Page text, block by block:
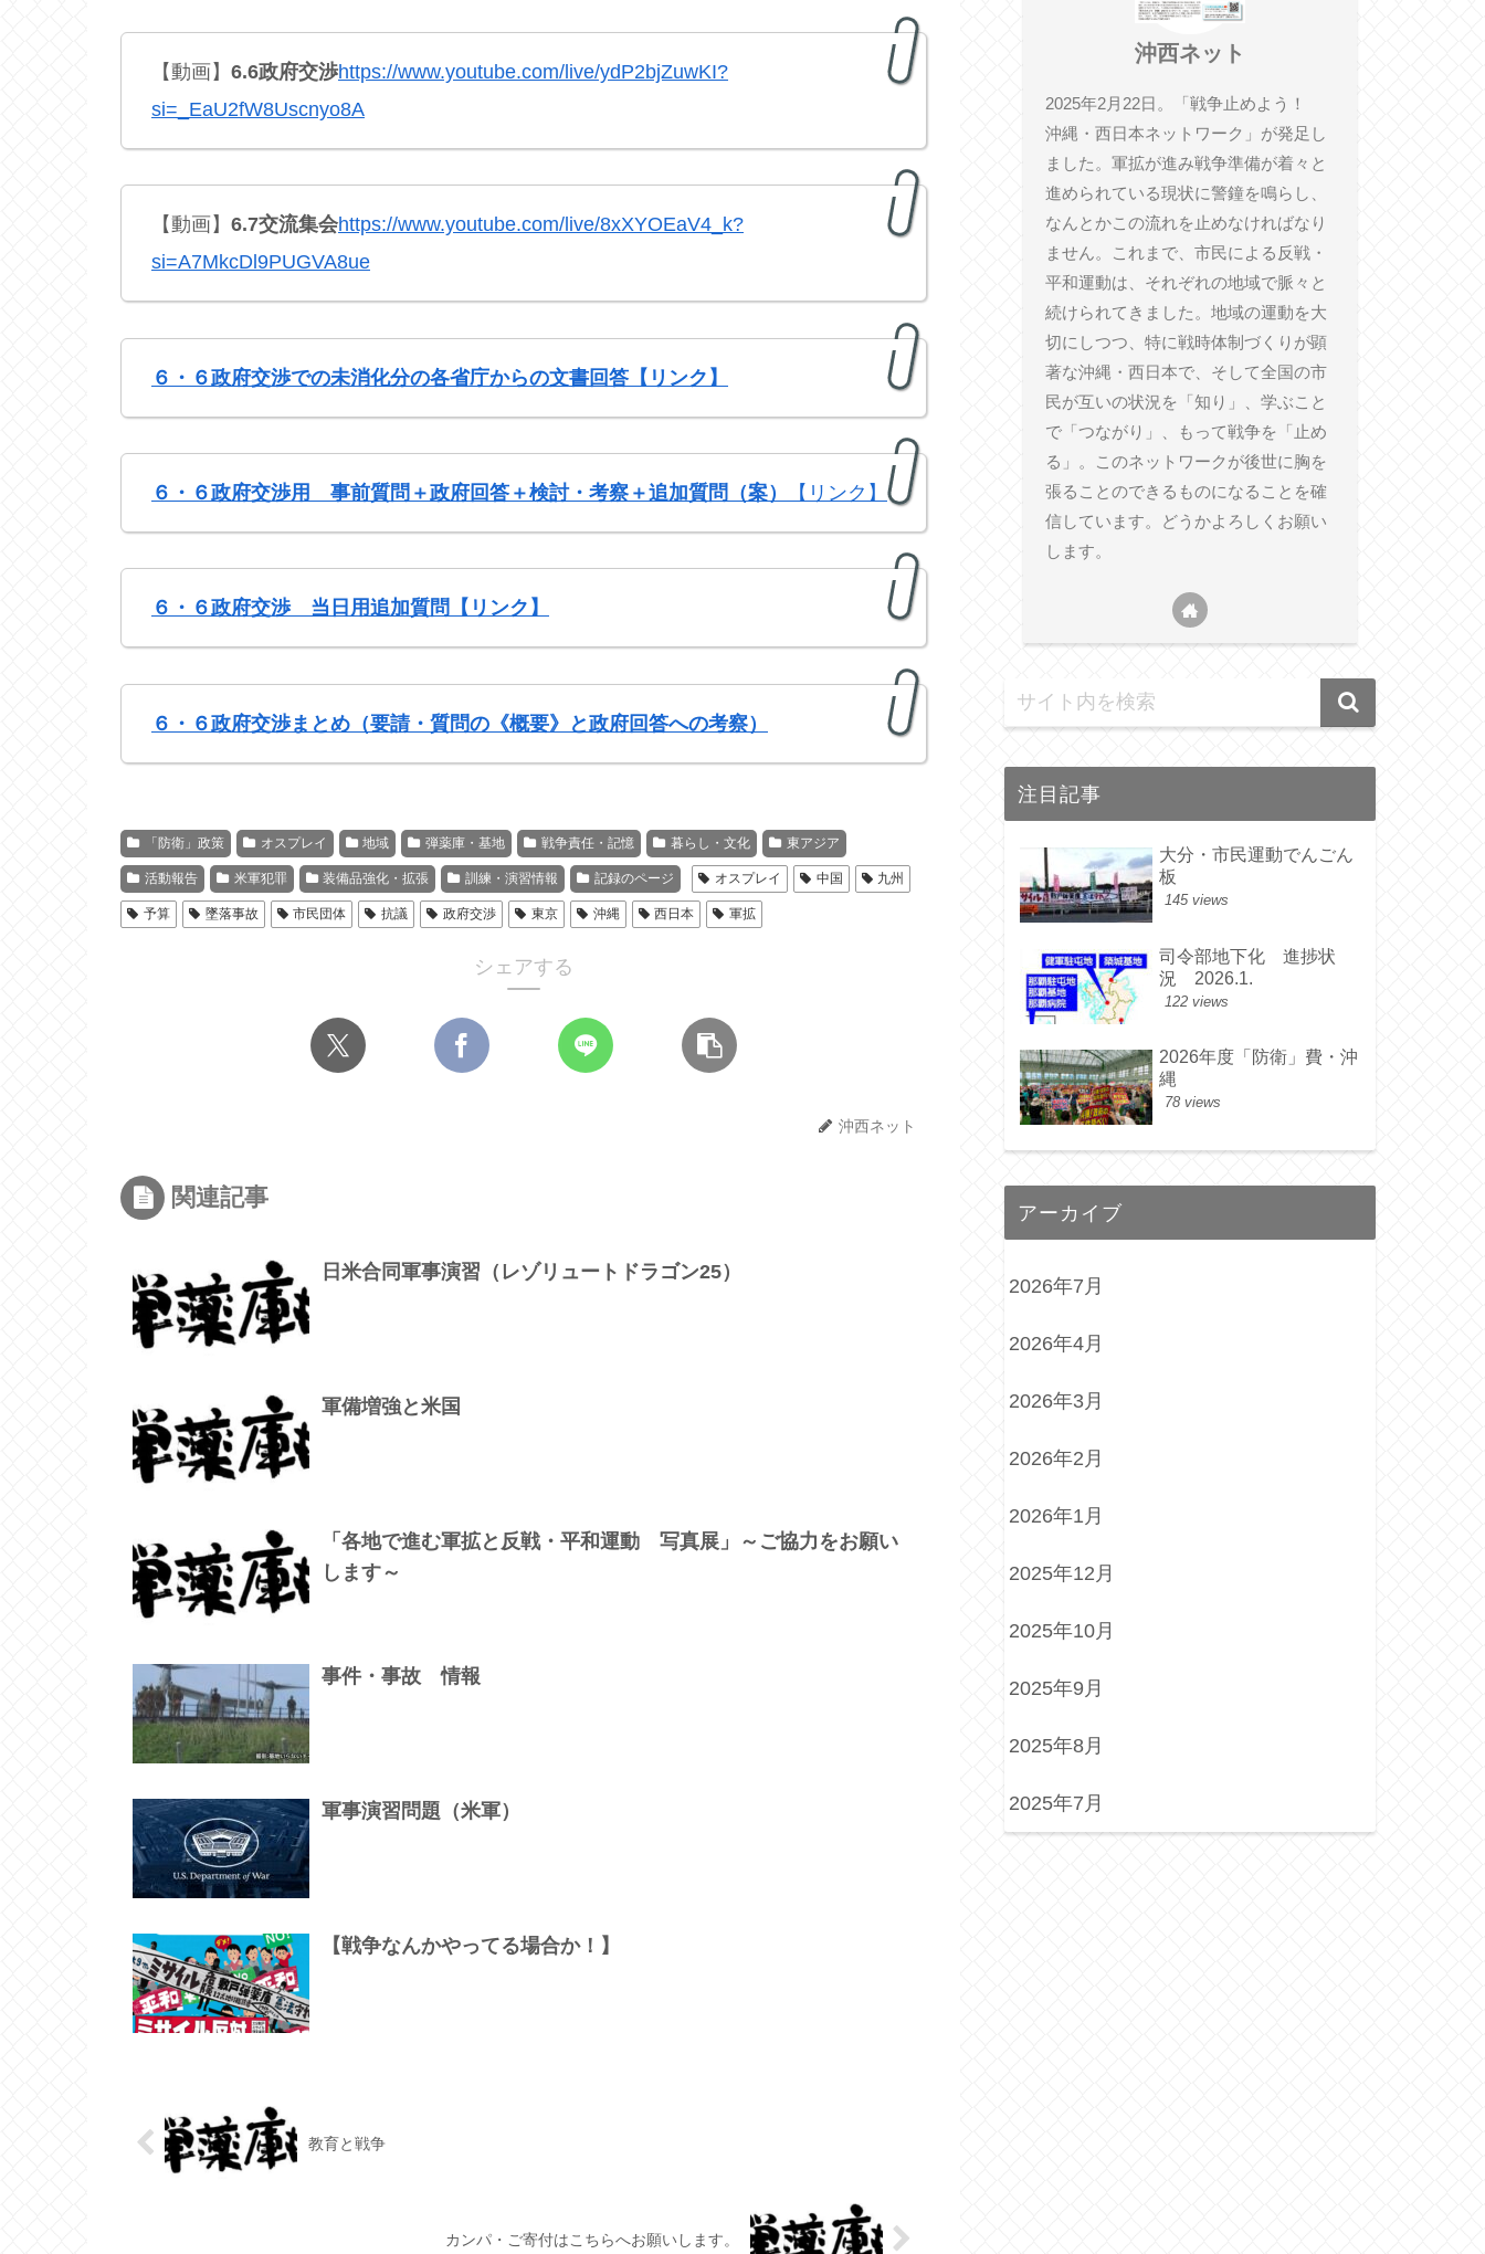
【動画】 6.6政府交渉https://www.youtube.com/live/ydP2bjZuwKI?
si=_EaU2fW8Uscnyo8A
【動画】 6.7交流集会https://www.youtube.com/live/8xXYOEaV4_k?
si=A7MkcDl9PUGVA8ue
６・６政府交渉での未消化分の各省庁からの文書回答【リンク】
６・６政府交渉用 事前質問＋政府回答＋検討・考察＋追加質問（案） 【リンク】
６・６政府交渉 当日用追加質問【リンク】
６・６政府交渉まとめ（要請・質問の《概要》と政府回答への考察）
「防衛」政策 オスプレイ 地域 弾薬庫・基地 戦争責任・記憶 暮らし・文化 東アジア
活動報告 米軍犯罪 装備品強化・拡張 訓練・演習情報 記録のページ オスプレイ 中国 九州
予算 墜落事故 市民団体 抗議 政府交渉 東京 沖縄 西日本 軍拡
シェアする
沖西ネット
関連記事
日米合同軍事演習（レゾリュートドラゴン25）
軍備増強と米国
「各地で進む軍拡と反戦・平和運動 写真展」～ご協力をお願い
します～
事件・事故 情報
軍事演習問題（米軍）
【戦争なんかやってる場合か！】
教育と戦争
カンパ・ご寄付はこちらへお願いします。
沖西ネット
2025年2月22日。「戦争止めよう！
沖縄・西日本ネットワーク」が発足し
ました。軍拡が進み戦争準備が着々と
進められている現状に警鐘を鳴らし、
なんとかこの流れを止めなければなり
ません。これまで、市民による反戦・
平和運動は、それぞれの地域で脈々と
続けられてきました。地域の運動を大
切にしつつ、特に戦時体制づくりが顕
著な沖縄・西日本で、そして全国の市
民が互いの状況を「知り」、学ぶこと
で「つながり」、もって戦争を「止め
る」。このネットワークが後世に胸を
張ることのできるものになることを確
信しています。どうかよろしくお願い
します。
注目記事
大分・市民運動でんごん
板
145 views
司令部地下化 進捗状
況 2026.1.
122 views
2026年度「防衛」費・沖
縄
78 views
アーカイブ
2026年7月
2026年4月
2026年3月
2026年2月
2026年1月
2025年12月
2025年10月
2025年9月
2025年8月
2025年7月